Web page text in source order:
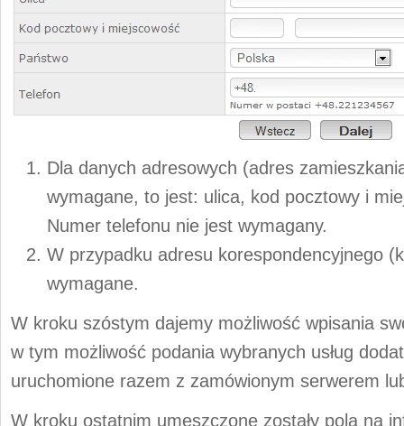
Dla danych adresowych (adres
wymagane, to jest: ulica, kod pocztowy i
Numer telefonu nie jest wymagany.
W przypadku adresu korespondencyjnego
wymagane.
W kroku szóstym dajemy możliwość wpisania
w tym możliwość podania wybranych usług
uruchomione razem z zamówionym serwerem
W kroku ostatnim umeszczone zostały pola na